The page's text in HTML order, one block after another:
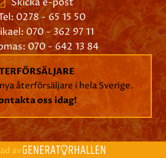
0278 - 65 15 50
070 - 362 97 11
070 - 642 13 84
återförsäljare i hela Sverige.
oss idag!
av